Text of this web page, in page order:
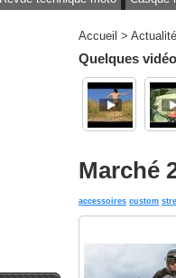
Accueil >
Quelques
Marché
accessoires custom